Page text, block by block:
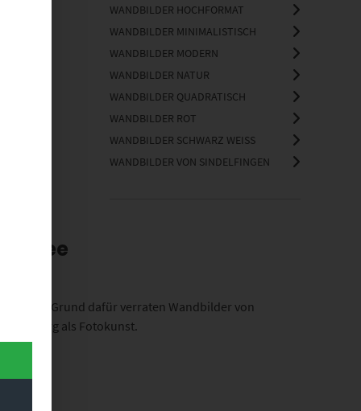
WANDBILDER HOCHFORMAT
WANDBILDER MINIMALISTISCH
WANDBILDER MODERN
WANDBILDER NATUR
WANDBILDER QUADRATISCH
WANDBILDER ROT
WANDBILDER SCHWARZ WEISS
WANDBILDER VON SINDELFINGEN
Den Grund dafür verraten Wandbilder von
als Fotokunst.